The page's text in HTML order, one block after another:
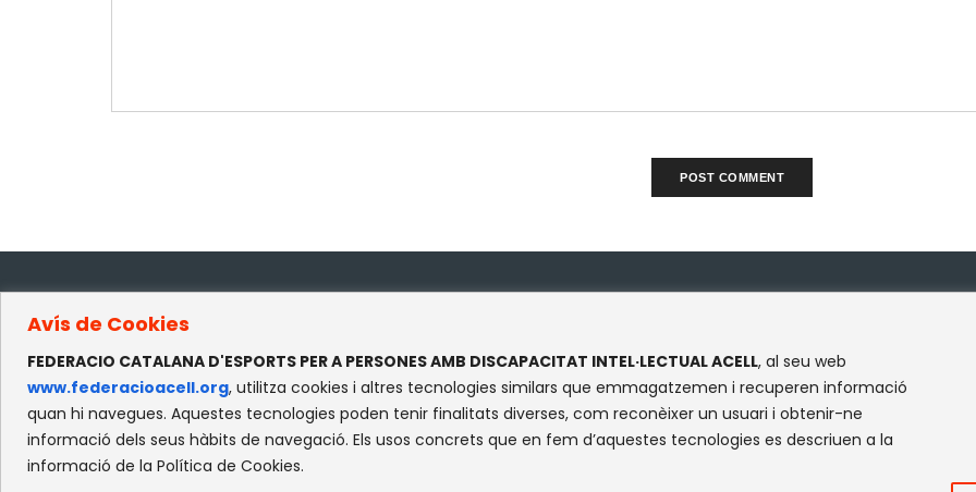
Avís de Cookies
FEDERACIO CATALANA D'ESPORTS PER A PERSONES AMB DISCAPACITAT INTEL·LECTUAL ACELL, al seu web
www.federacioacell.org, utilitza cookies i altres tecnologies similars que emmagatzemen i recuperen informació
quan hi navegues. Aquestes tecnologies poden tenir finalitats diverses, com reconèixer un usuari i obtenir-ne
informació dels seus hàbits de navegació. Els usos concrets que en fem d’aquestes tecnologies es descriuen a la
informació de la Política de Cookies.
c/Olympe de Gouges, S/N
Recinte Mundet
08035 -Barcelona
Facebook
Instagram
Flickr
X